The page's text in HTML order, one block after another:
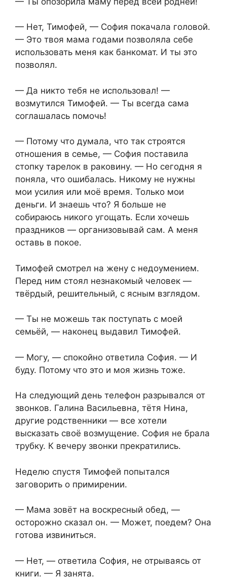
— Нет, Тимофей, — София покачала головой.
— Это твоя мама годами позволяла себе
использовать меня как банкомат. И ты это
позволял.
— Да никто тебя не использовал! —
возмутился Тимофей. — Ты всегда сама
соглашалась помочь!
— Потому что думала, что так строятся
отношения в семье, — София поставила
стопку тарелок в раковину. — Но сегодня я
поняла, что ошибалась. Никому не нужны
мои усилия или моё время. Только мои
деньги. И знаешь что? Я больше не
собираюсь никого угощать. Если хочешь
праздников — организовывай сам. А меня
оставь в покое.
Тимофей смотрел на жену с недоумением.
Перед ним стоял незнакомый человек —
твёрдый, решительный, с ясным взглядом.
— Ты не можешь так поступать с моей
семьёй, — наконец выдавил Тимофей.
— Могу, — спокойно ответила София. — И
буду. Потому что это и моя жизнь тоже.
На следующий день телефон разрывался от
звонков. Галина Васильевна, тётя Нина,
другие родственники — все хотели
высказать своё возмущение. София не брала
трубку. К вечеру звонки прекратились.
Неделю спустя Тимофей попытался
заговорить о примирении.
— Мама зовёт на воскресный обед, —
осторожно сказал он. — Может, поедем? Она
готова извиниться.
— Нет, — ответила София, не отрываясь от
книги. — Я занята.